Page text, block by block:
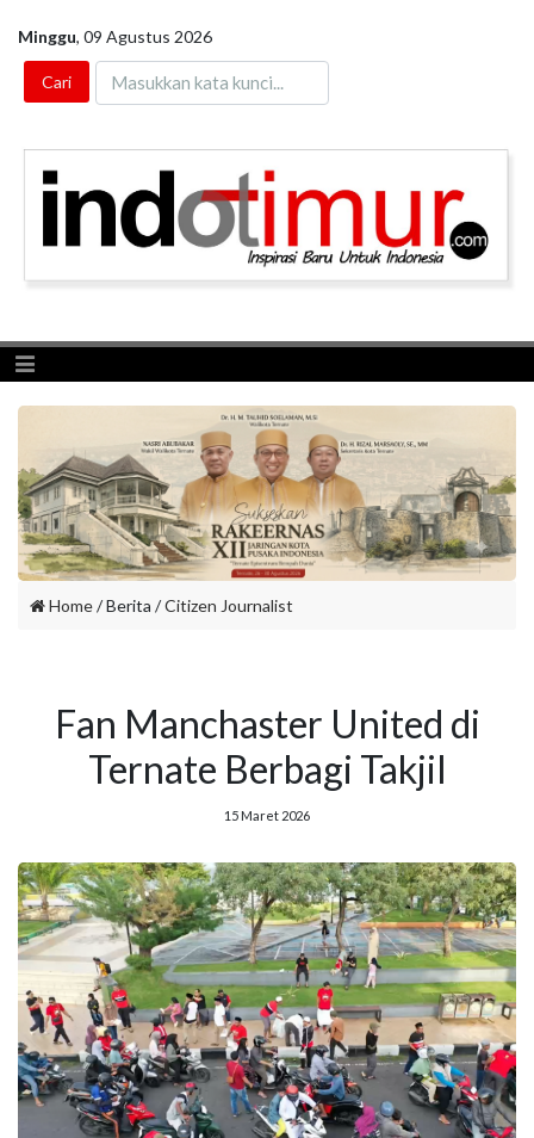
Minggu, 09 Agustus 2026
Toggle navigation
Home/ Berita /Citizen Journalist
Fan Manchaster United di
Ternate Berbagi Takjil
15 Maret 2026